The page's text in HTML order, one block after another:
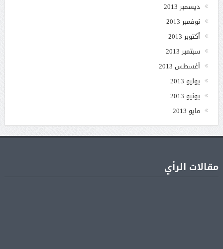
ديسمبر 2013
نوفمبر 2013
أكتوبر 2013
سبتمبر 2013
أغسطس 2013
يوليو 2013
يونيو 2013
مايو 2013
مقالات الرأي